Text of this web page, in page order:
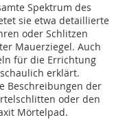
Spektrum des
sie etwa detaillierte
oder Schlitzen
Mauerziegel. Auch
für die Errichtung
erklärt.
Beschreibungen der
oder den
Mörtelpad.